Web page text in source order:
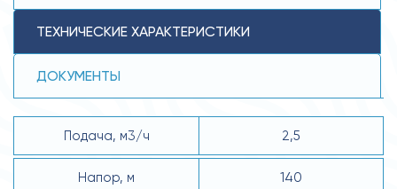
ТЕХНИЧЕСКИЕ ХАРАКТЕРИСТИКИ
ДОКУМЕНТЫ
Подача, м3/ч 2,5
Напор, м 140